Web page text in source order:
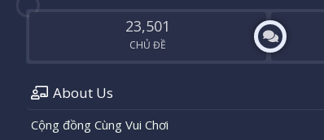
23,501
CHỦ ĐỀ
About Us
Cộng đồng Cùng Vui Chơi